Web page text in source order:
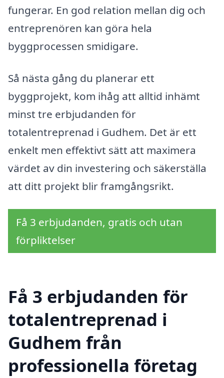
fungerar. En god relation mellan dig och
entreprenören kan göra hela
byggprocessen smidigare.
Så nästa gång du planerar ett
byggprojekt, kom ihåg att alltid inhämt
minst tre erbjudanden för
totalentreprenad i Gudhem. Det är ett
enkelt men effektivt sätt att maximera
värdet av din investering och säkerställa
att ditt projekt blir framgångsrikt.
Få 3 erbjudanden, gratis och utan
förpliktelser
Få 3 erbjudanden för
totalentreprenad i
Gudhem från
professionella företag